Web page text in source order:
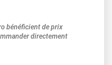
bénéficient de prix
directement